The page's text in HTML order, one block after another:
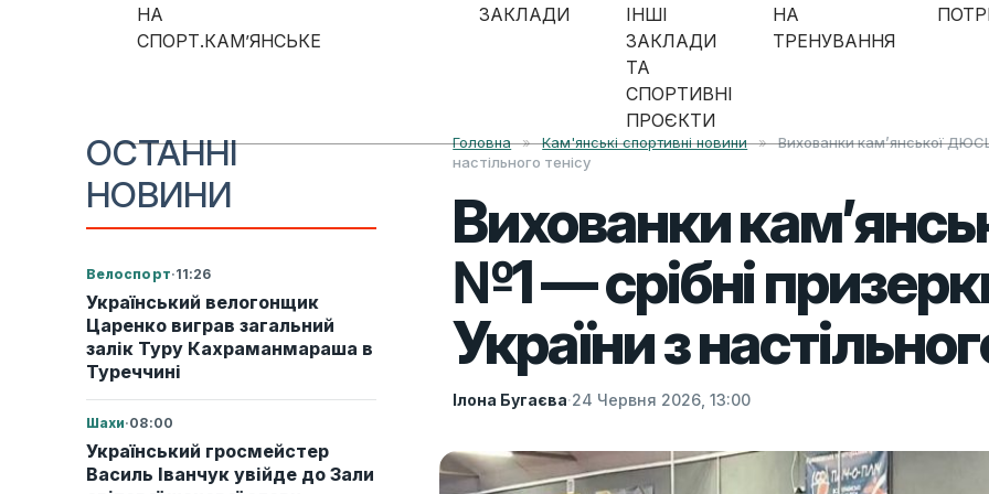
Skip to content
НА
СПОРТ.КАМ’ЯНСЬКЕ
ЗАКЛАДИ
ІНШІ
ЗАКЛАДИ
ТА
СПОРТИВНІ
ПРОЄКТИ
НА
ТРЕНУВАННЯ
ОСТАННІ
НОВИНИ
Велоспорт·11:26
Український велогонщик
Царенко виграв загальний
залік Туру Кахраманмараша в
Туреччині
Шахи·08:00
Український гросмейстер
Василь Іванчук увійде до Зали
Головна » Кам'янські спортивні новини » Вихованки кам’янської
настільного тенісу
Вихованки
№1 — срібні
України з
Ілона Бугаєва·24 Червня 2026, 13:00